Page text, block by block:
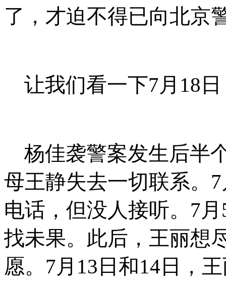
了，才迫不得已向北京
让我们看一下7月 18
杨佳袭警案发生后半
母王静失去一切联系。 7
电话，但没人接听。 7月
找未果。此后，王丽想
愿。 7月 13 日和14 日，